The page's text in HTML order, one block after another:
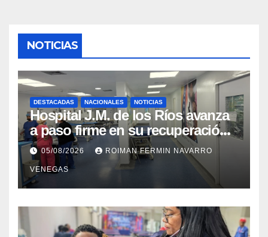
NOTICIAS
DESTACADAS NACIONALES NOTICIAS
Hospital J.M. de los Ríos avanza
a paso firme en su recuperación
tras los recientes eventos
sísmicos
05/08/2026 ROIMAN FERMIN NAVARRO
VENEGAS